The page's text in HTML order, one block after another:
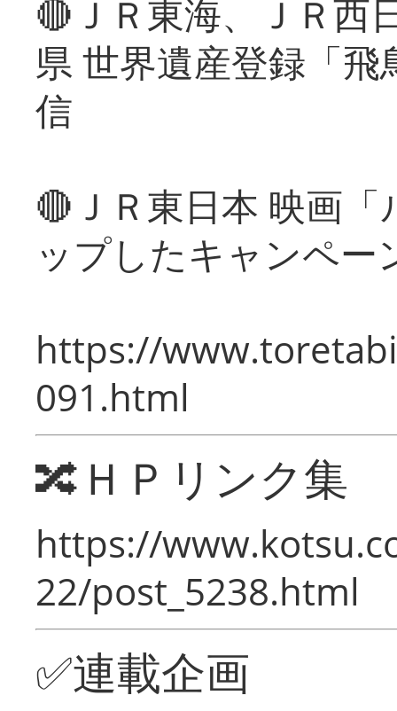
🔴ＪＲ東海、ＪＲ西
県 世界遺産登録「
信
🔴ＪＲ東日本 映画
ップしたキャンペー
https://
091.html
🔀ＨＰリンク集
https://
22/post_5238.html
✅連載企画